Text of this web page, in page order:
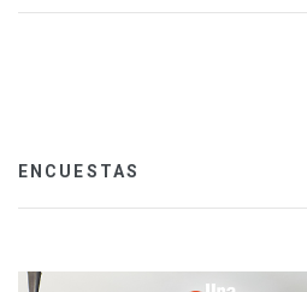
ENCUESTAS